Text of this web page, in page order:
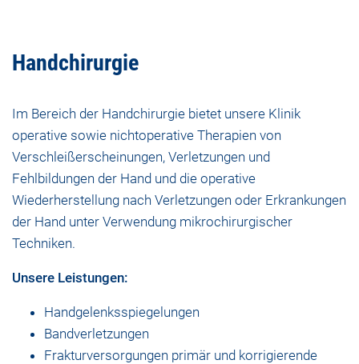
Handchirurgie
Im Bereich der Handchirurgie bietet unsere Klinik
operative sowie nichtoperative Therapien von
Verschleißerscheinungen, Verletzungen und
Fehlbildungen der Hand und die operative
Wiederherstellung nach Verletzungen oder Erkrankungen
der Hand unter Verwendung mikrochirurgischer
Techniken.
Unsere Leistungen:
Handgelenksspiegelungen
Bandverletzungen
Frakturversorgungen primär und korrigierende